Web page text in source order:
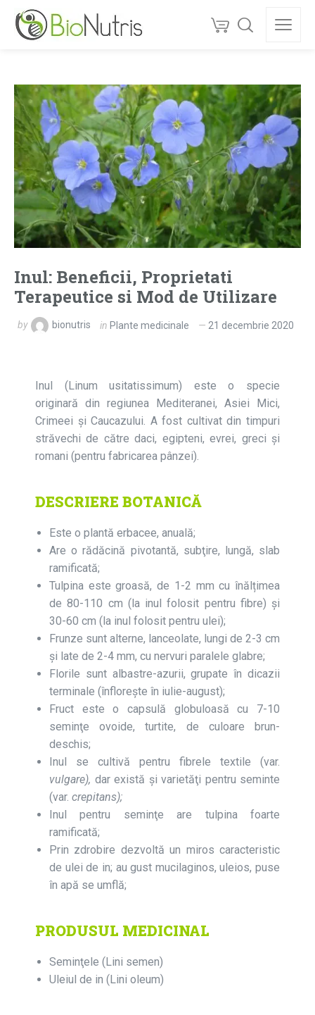
Inul: Beneficii, Proprietati
Terapeutice si Mod de Utilizare
by bionutris in Plante medicinale 21 decembrie 2020
Inul (Linum usitatissimum) este o specie
originară din regiunea Mediteranei, Asiei Mici,
Crimeei şi Caucazului. A fost cultivat din timpuri
străvechi de către daci, egipteni, evrei, greci şi
romani (pentru fabricarea pânzei).
DESCRIERE BOTANICĂ
Este o plantă erbacee, anuală;
Are o rădăcină pivotantă, subţire, lungă, slab
ramificată;
Tulpina este groasă, de 1-2 mm cu înălțimea
de 80-110 cm (la inul folosit pentru fibre) şi
30-60 cm (la inul folosit pentru ulei);
Frunze sunt alterne, lanceolate, lungi de 2-3 cm
şi late de 2-4 mm, cu nervuri paralele glabre;
Florile sunt albastre-azurii, grupate în dicazii
terminale (înfloreşte în iulie-august);
Fruct este o capsulă globuloasă cu 7-10
seminţe ovoide, turtite, de culoare brun-
deschis;
Inul se cultivă pentru fibrele textile (var.
vulgare), dar există şi varietăţi pentru seminte
(var. crepitans);
Inul pentru seminţe are tulpina foarte
ramificată;
Prin zdrobire dezvoltă un miros caracteristic
de ulei de in; au gust mucilaginos, uleios, puse
în apă se umflă;
PRODUSUL MEDICINAL
Seminţele (Lini semen)
Uleiul de in (Lini oleum)